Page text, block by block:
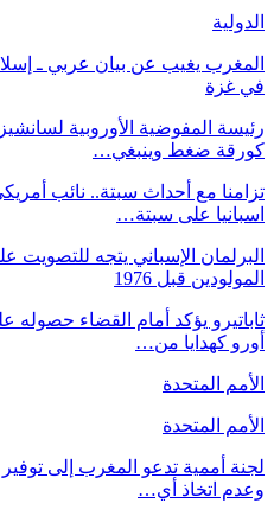
الدولية
المغرب يغيب عن بيان عربي ـ
في غزة
رئيسة المفوضية الأوروبية
كورقة ضغط وينبغي…
تزامنا مع أحداث سبتة.. نائب
اسبانيا على سبتة…
البرلمان الإسباني يتجه للتصويت
المولودين قبل 1976
أورو كهدايا من…
الأمم المتحدة
الأمم المتحدة
لجنة أممية تدعو المغرب إلى توفير
وعدم اتخاذ أي…